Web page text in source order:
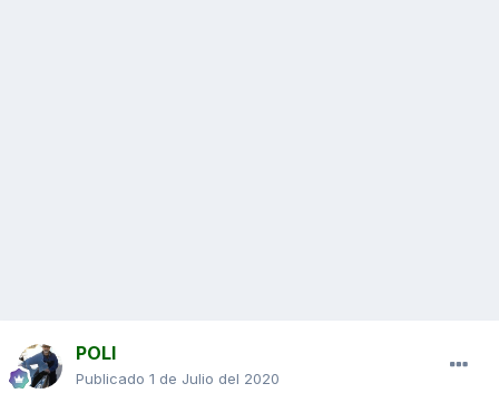
POLI
Publicado 1 de Julio del 2020